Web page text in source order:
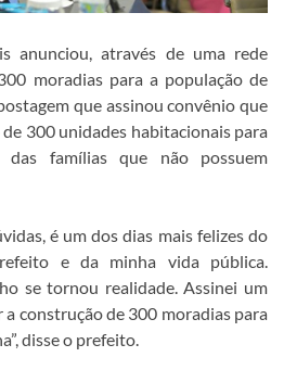
anunciou, através de uma rede
moradias para a população de
que assinou convênio que
300 unidades habitacionais para
das famílias que não possuem
é um dos dias mais felizes do
e da minha vida pública.
se tornou realidade. Assinei um
construção de 300 moradias para
disse o prefeito.